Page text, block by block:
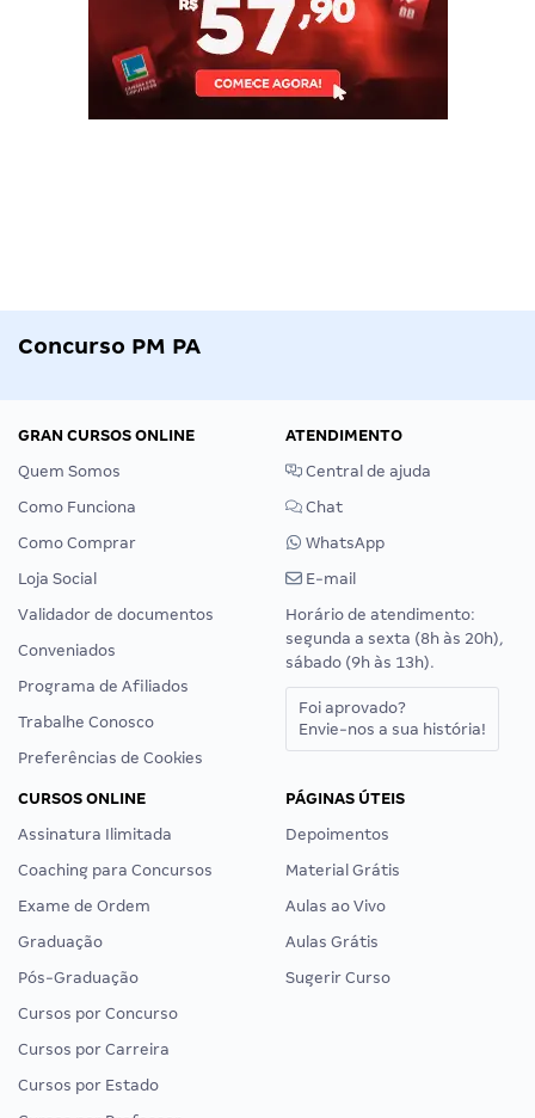
Concurso PM PA
GRAN CURSOS ONLINE
Quem Somos
Como Funciona
Como Comprar
Loja Social
Validador de documentos
Conveniados
Programa de Afiliados
Trabalhe Conosco
Preferências de Cookies
ATENDIMENTO
Central de ajuda
Chat
WhatsApp
E-mail
Horário de atendimento:
segunda a sexta (8h às 20h),
sábado (9h às 13h).
Foi aprovado?
Envie-nos a sua história!
CURSOS ONLINE
Assinatura Ilimitada
Coaching para Concursos
Exame de Ordem
Graduação
Pós-Graduação
Cursos por Concurso
Cursos por Carreira
Cursos por Estado
PÁGINAS ÚTEIS
Depoimentos
Material Grátis
Aulas ao Vivo
Aulas Grátis
Sugerir Curso